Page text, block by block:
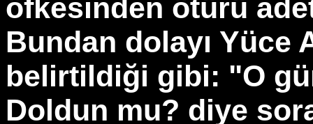
öfkesinden ötürü
Bundan dolayı Yüce
belirtildiği gibi: "O
Doldun mu? diye